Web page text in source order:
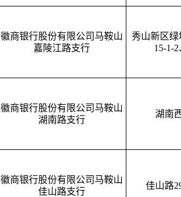
徽商银行股份有限公司马鞍山
嘉陵江路支行
秀山新区
15-1-
徽商银行股份有限公司马鞍山
湖南路支行
湖南
徽商银行股份有限公司马鞍山
佳山路支行
佳山路